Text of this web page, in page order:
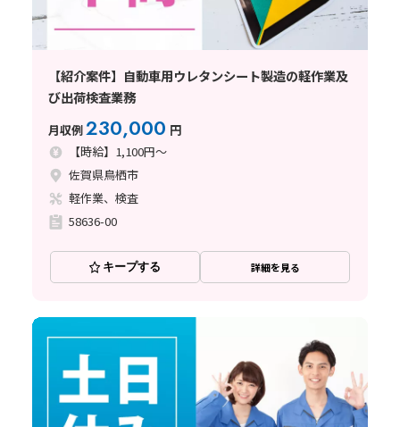
【紹介案件】自動車用ウレタンシート製造の軽作業及
び出荷検査業務
月収例230,000 円
【時給】1,100円～
佐賀県鳥栖市
軽作業、検査
58636-00
キープする 詳細を見る